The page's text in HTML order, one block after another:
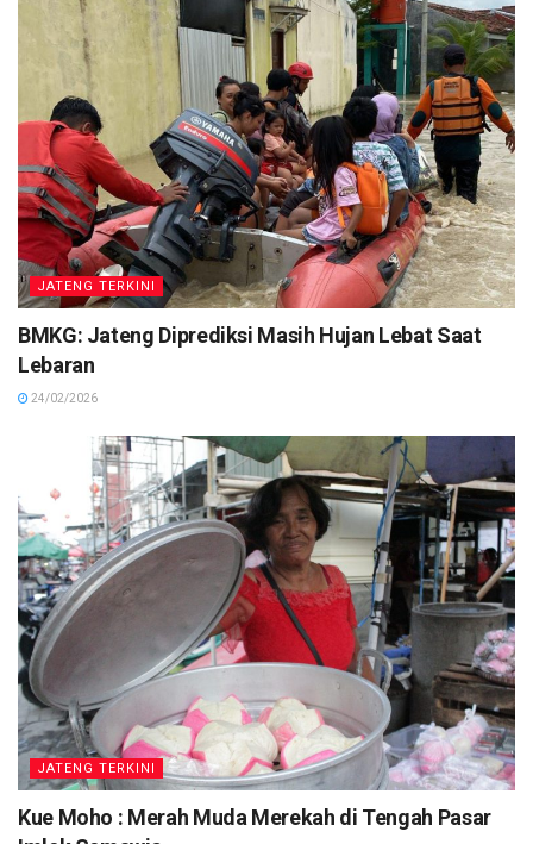
JATENG TERKINI
BMKG: Jateng Diprediksi Masih Hujan Lebat Saat
Lebaran
24/02/2026
JATENG TERKINI
Kue Moho : Merah Muda Merekah di Tengah Pasar